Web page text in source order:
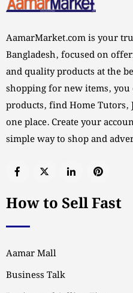
AamarMarket.com is your
Bangladesh, focused on
and quality products at the
shopping for new items, you
products, find Home
one place. Create your
simple way to shop and
How to Sell Fast
Aamar Mall
Business Talk